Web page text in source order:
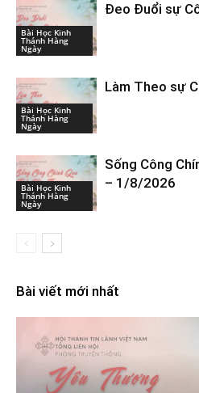
Bài Học Kinh
Thánh Hàng
Ngày
Đeo Đuổi sự
Bài Học Kinh
Thánh Hàng
Ngày
Làm Theo sự
Bài Học Kinh
Thánh Hàng
Ngày
Sống Công
– 1/8/2026
Bài viết mới nhất